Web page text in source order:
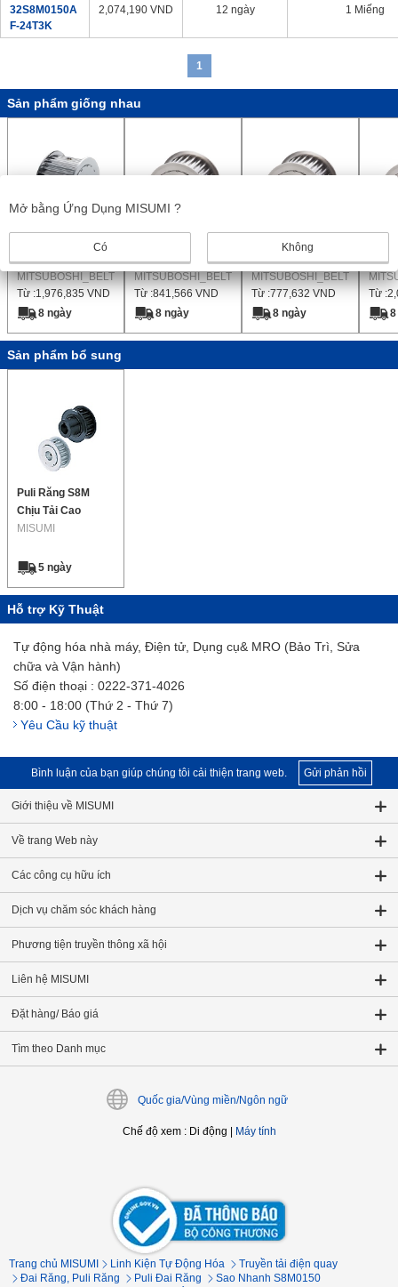
32S8M0150A
F-24T3K
2,074,190 VND 12 ngày 1 Miếng
1
Sản phẩm giống nhau
Sao Nhanh H200
MITSUBOSHI_BELT
Từ :1,976,835 VND
8 ngày
S5M0150
MITSUBOSHI_BELT
Từ :841,566 VND
8 ngày
Sao Nhanh
S5M0100
MITSUBOSHI_BELT
Từ :777,632 VND
8 ngày
Từ :
Sản phẩm bổ sung
Puli Răng S8M
Chịu Tải Cao
MISUMI
5 ngày
Hỗ trợ Kỹ Thuật
Tự động hóa nhà máy, Điện tử, Dụng cụ& MRO (Bảo Trì, Sửa
chữa và Vận hành)
Số điện thoại : 0222-371-4026
8:00 - 18:00 (Thứ 2 - Thứ 7)
Yêu Cầu kỹ thuật
Bình luận của bạn giúp chúng tôi cải thiện trang web. Gửi phản hồi
Giới thiệu về MISUMI
Về trang Web này
Các công cụ hữu ích
Dịch vụ chăm sóc khách hàng
Phương tiện truyền thông xã hội
Liên hệ MISUMI
Đặt hàng/ Báo giá
Tìm theo Danh mục
Quốc gia/Vùng miền/Ngôn ngữ
Chế độ xem: Di động Máy tính
Trang chủ MISUMI Linh Kiện Tự Động Hóa
Truyền tải điện quay
Đai Răng, Puli Răng
Puli Đai Răng
Sao Nhanh S8M0150
Mở bằng Ứng Dụng MISUMI ?
Có Không